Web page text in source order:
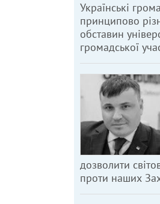
Українські
принципово
обставин
громадської
дозволити
проти наших